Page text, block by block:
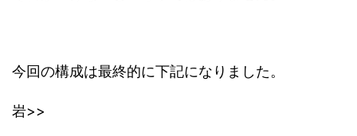
今回の構成は最終的に下記になりました。
岩>>